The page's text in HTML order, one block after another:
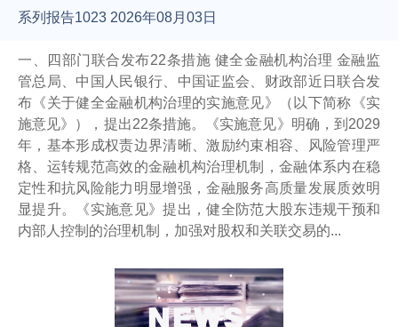
系列报告1023 2026年08月03日
一、四部门联合发布22条措施 健全金融机构治理 金融监
管总局、中国人民银行、中国证监会、财政部近日联合发
布《关于健全金融机构治理的实施意见》（以下简称《实
施意见》），提出22条措施。《实施意见》明确，到2029
年，基本形成权责边界清晰、激励约束相容、风险管理严
格、运转规范高效的金融机构治理机制，金融体系内在稳
定性和抗风险能力明显增强，金融服务高质量发展质效明
显提升。《实施意见》提出，健全防范大股东违规干预和
内部人控制的治理机制，加强对股权和关联交易的...